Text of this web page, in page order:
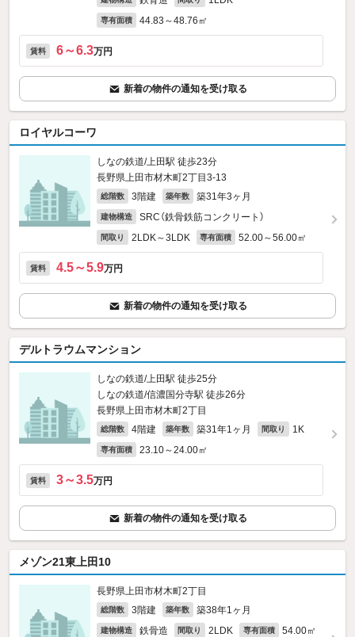
専有面積 44.83～48.76㎡
賃料 6～6.3万円
新着の物件の通知を受け取る
ロイヤルコーワ
しなの鉄道/上田駅 徒歩23分
長野県上田市材木町2丁目3-13
総階数 3階建 築年数 築31年3ヶ月
建物構造 SRC（鉄骨鉄筋コンクリート）
間取り 2LDK～3LDK 専有面積 52.00～56.00㎡
賃料 4.5～5.9万円
新着の物件の通知を受け取る
デルトラウムマンション
しなの鉄道/上田駅 徒歩25分
しなの鉄道/信濃国分寺駅 徒歩26分
長野県上田市材木町2丁目
総階数 4階建 築年数 築31年1ヶ月 間取り 1K
専有面積 23.10～24.00㎡
賃料 3～3.5万円
新着の物件の通知を受け取る
メゾン21東上田10
長野県上田市材木町2丁目
総階数 3階建 築年数 築38年1ヶ月
建物構造 鉄骨造 間取り 2LDK 専有面積 54.00㎡